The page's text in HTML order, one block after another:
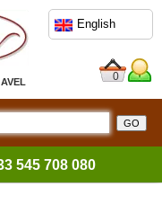
AVEL
English
0
545 708 080